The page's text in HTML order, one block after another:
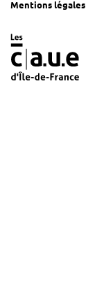
Mentions légales